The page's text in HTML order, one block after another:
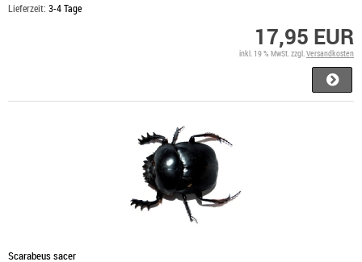
Lieferzeit: 3-4 Tage
17,95 EUR
inkl. 19 % MwSt. zzgl. Versandkosten
Scarabeus sacer